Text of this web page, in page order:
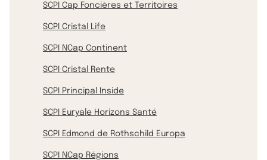
SCPI Cap Foncières et Territoires
SCPI Cristal Life
SCPI NCap Continent
SCPI Cristal Rente
SCPI Principal Inside
SCPI Euryale Horizons Santé
SCPI Edmond de Rothschild Europa
SCPI NCap Régions